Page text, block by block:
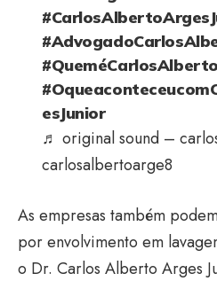
esJunior
♬ original sound –
carlosalbertoarge8
As empresas também
por envolvimento em
o Dr. Carlos Alberto Arges